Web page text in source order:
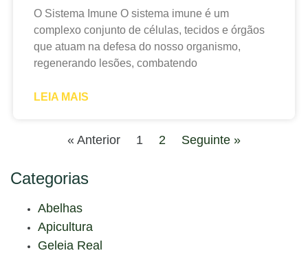
O Sistema Imune O sistema imune é um
complexo conjunto de células, tecidos e órgãos
que atuam na defesa do nosso organismo,
regenerando lesões, combatendo
LEIA MAIS
« Anterior 1 2 Seguinte »
Categorias
Abelhas
Apicultura
Geleia Real